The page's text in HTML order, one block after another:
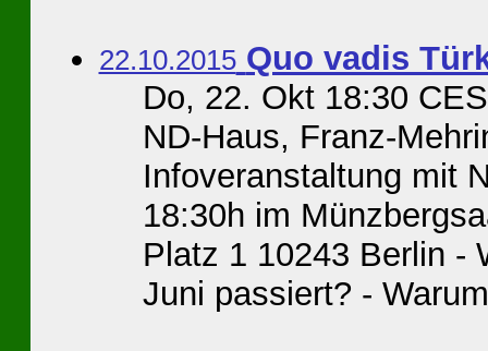
22.10.2015 Quo vadis
Do, 22. Okt 18:30
ND-Haus, Franz-
Infoveranstaltung mit
18:30h im
Platz 1 10243 Berlin -
Juni passiert? -